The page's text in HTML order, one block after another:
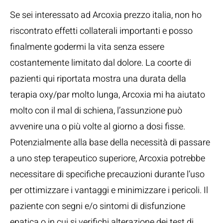
Se sei interessato ad Arcoxia prezzo italia, non ho
riscontrato effetti collaterali importanti e posso
finalmente godermi la vita senza essere
costantemente limitato dal dolore. La coorte di
pazienti qui riportata mostra una durata della
terapia oxy/par molto lunga, Arcoxia mi ha aiutato
molto con il mal di schiena, l’assunzione può
avvenire una o più volte al giorno a dosi fisse.
Potenzialmente alla base della necessità di passare
a uno step terapeutico superiore, Arcoxia potrebbe
necessitare di specifiche precauzioni durante l’uso
per ottimizzare i vantaggi e minimizzare i pericoli. Il
paziente con segni e/o sintomi di disfunzione